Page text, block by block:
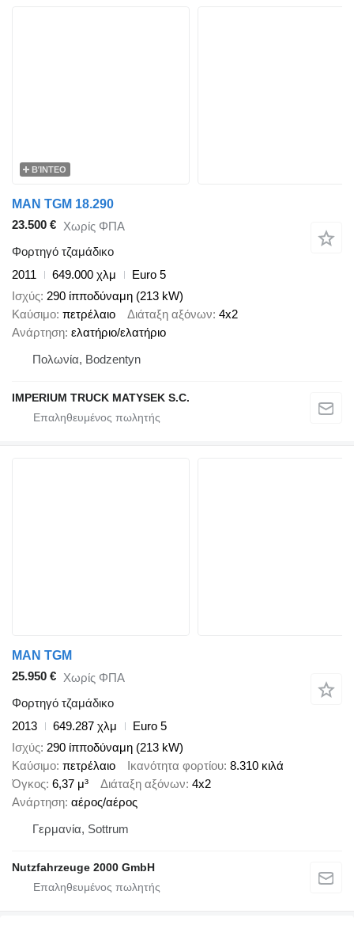
ΒΊΝΤΕΟ
MAN TGM 18.290
23.500 € Χωρίς ΦΠΑ
Φορτηγό τζαμάδικο
2011
649.000 χλμ
Euro 5
Ισχύς 290 ίπποδύναμη (213 kW)
Καύσιμο πετρέλαιο Διάταξη αξόνων 4x2
Ανάρτηση ελατήριο/ελατήριο
Πολωνία, Bodzentyn
IMPERIUM TRUCK MATYSEK S.C.
MAN TGM
25.950 € Χωρίς ΦΠΑ
Φορτηγό τζαμάδικο
2013
649.287 χλμ
Euro 5
Ισχύς 290 ίπποδύναμη (213 kW)
Καύσιμο πετρέλαιο Ικανότητα φορτίου 8.310 κιλά
Όγκος 6,37 μ³ Διάταξη αξόνων 4x2
Ανάρτηση αέρος/αέρος
Γερμανία, Sottrum
Nutzfahrzeuge 2000 GmbH